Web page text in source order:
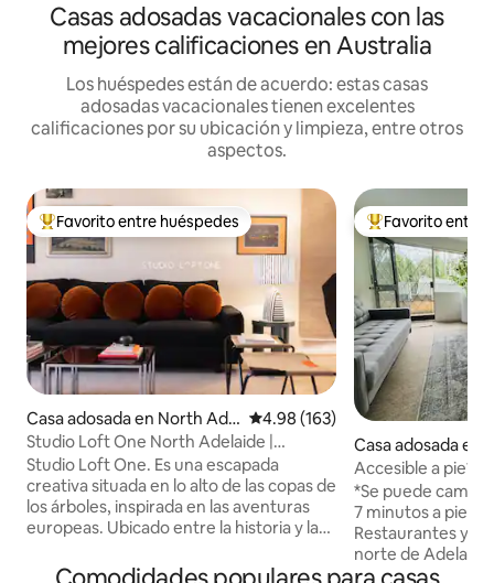
Casas adosadas vacacionales con las
mejores calificaciones en Australia
Los huéspedes están de acuerdo: estas casas
adosadas vacacionales tienen excelentes
calificaciones por su ubicación y limpieza, entre otros
aspectos.
Favorito entre huéspedes preferido
Favorito entre huéspedes
Casa adosada en North Ade
laide
Calificación promedio: 4.98 de
4.98 (163)
Studio Loft One North Adelaide |
Emoción al llegar
Studio Loft One. Es una escapada
creativa situada en lo alto de las copas de
los árboles, inspirada en las aventuras
europeas. Ubicado entre la historia y las
perfecto para alojarse y jugar, comer y
Favorito entre
Favorito entre
Casa adosada en
aide
Accesible a
*Se puede
7 minutos a pie
Restaurantes y
norte de Adelaide
Memorial Drive *